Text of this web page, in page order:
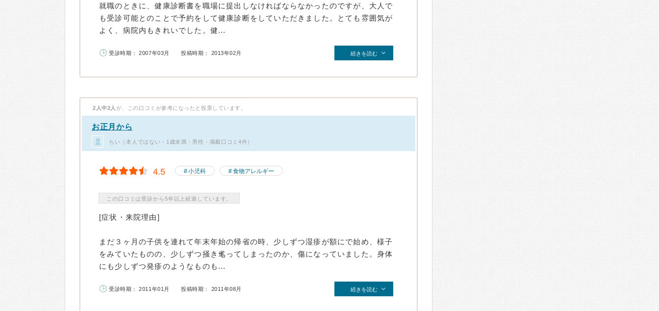
就職のときに、健康診断書を職場に提出しなければならなかったのですが、大人で
も受診可能とのことで予約をして健康診断をしていただきました。とても雰囲気が
よく、病院内もきれいでした。健...
受診時期： 2007年03月 投稿時期： 2013年02月 続きを読む
2人中2人 が、この口コミが参考になったと投票しています。
お正月から
ちい（本人ではない・1歳未満・男性・掲載口コミ4件）
4.5 小児科 食物アレルギー
この口コミは受診から5年以上経過しています。
[症状・来院理由]
まだ３ヶ月の子供を連れて年末年始の帰省の時、少しずつ湿疹が額にで始め、様子
をみていたものの、少しずつ掻き毟ってしまったのか、傷になっていました。身体
にも少しずつ発疹のようなものも...
受診時期： 2011年01月 投稿時期： 2011年08月 続きを読む